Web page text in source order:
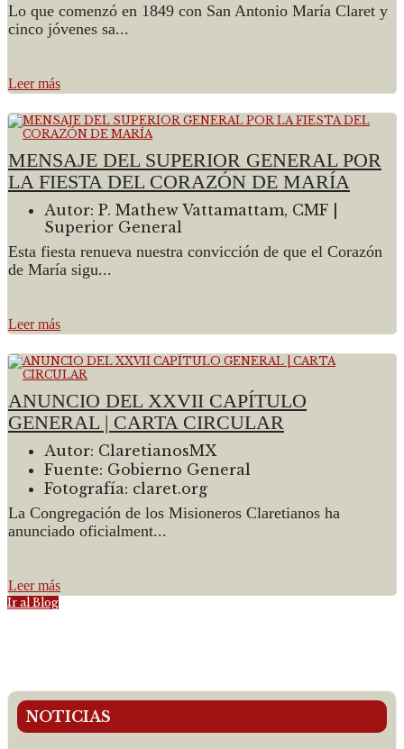
Lo que comenzó en 1849 con San Antonio María Claret y
cinco jóvenes sa...
Leer más
MENSAJE DEL SUPERIOR GENERAL POR
LA FIESTA DEL CORAZÓN DE MARÍA
Autor: P. Mathew Vattamattam, CMF |
Superior General
Esta fiesta renueva nuestra convicción de que el Corazón
de María sigu...
Leer más
ANUNCIO DEL XXVII CAPÍTULO
GENERAL | CARTA CIRCULAR
Autor: ClaretianosMX
Fuente: Gobierno General
Fotografía: claret.org
La Congregación de los Misioneros Claretianos ha
anunciado oficialment...
Leer más
Ir al Blog
NOTICIAS